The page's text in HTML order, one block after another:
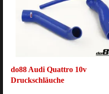
do88 Audi Quattro 10v
Druckschläuche